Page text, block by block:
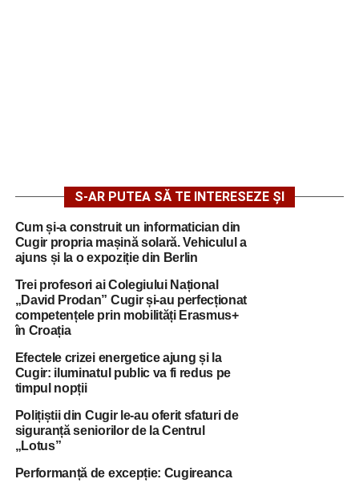
S-AR PUTEA SĂ TE INTERESEZE ȘI
Cum și-a construit un informatician din
Cugir propria mașină solară. Vehiculul a
ajuns și la o expoziție din Berlin
Trei profesori ai Colegiului Național
„David Prodan” Cugir și-au perfecționat
competențele prin mobilități Erasmus+
în Croația
Efectele crizei energetice ajung și la
Cugir: iluminatul public va fi redus pe
timpul nopții
Polițiștii din Cugir le-au oferit sfaturi de
siguranță seniorilor de la Centrul
„Lotus”
Performanță de excepție: Cugireanca